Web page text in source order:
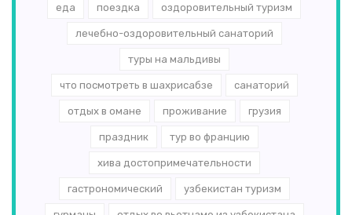
еда поездка оздоровительный туризм
лечебно-оздоровительный санаторий
туры на мальдивы
что посмотреть в шахрисабзе санаторий
отдых в омане проживание грузия
праздник тур во францию
хива достопримечательности
гастрономический узбекистан туризм